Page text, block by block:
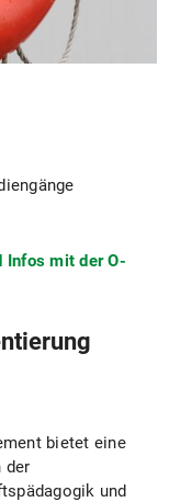
Infos mit der O-
bietet eine
der
und